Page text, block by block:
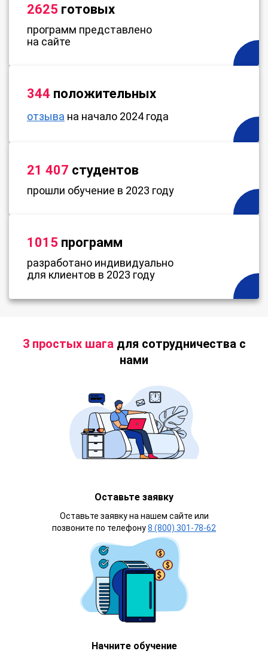
2625 готовых
программ представлено
на сайте
344 положительных
отзыва на начало 2024 года
21 407 студентов
прошли обучение в 2023 году
1015 программ
разработано индивидуально
для клиентов в 2023 году
3 простых шагадля сотрудничества с
нами
Оставьте заявку
Оставьте заявку на нашем сайте или
позвоните по телефону8 (800) 301-78-62
Начните обучение